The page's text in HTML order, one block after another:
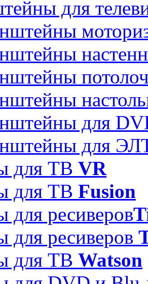
для
для
для
для ТВ VR
для ТВ Fusion
для ресиверов
для ресиверов
для ТВ Watson